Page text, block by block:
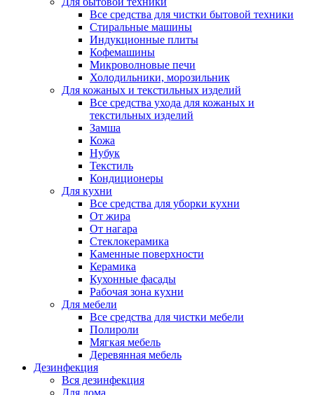
Все средства для чистки бытовой техники
Стиральные машины
Индукционные плиты
Кофемашины
Микроволновые печи
Холодильники, морозильник
Для кожаных и текстильных изделий
Все средства ухода для кожаных и
текстильных изделий
Замша
Кожа
Нубук
Текстиль
Кондиционеры
Для кухни
Все средства для уборки кухни
От жира
От нагара
Стеклокерамика
Каменные поверхности
Керамика
Кухонные фасады
Рабочая зона кухни
Для мебели
Все средства для чистки мебели
Полироли
Мягкая мебель
Деревянная мебель
Дезинфекция
Вся дезинфекция
Для дома